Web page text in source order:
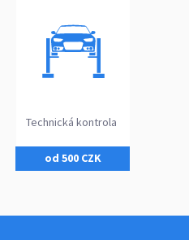
Technická kontrola
od 500 CZK